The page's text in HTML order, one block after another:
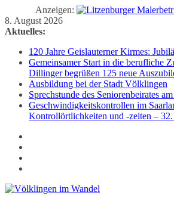
Anzeigen:
Zum
Inhalt
8. August 2026
Aktuelles:
120 Jahre Geislauterner Kirmes:
Gemeinsamer Start in die berufliche
Dillinger begrüßen 125 neue
Ausbildung bei der Stadt Völklingen
Sprechstunde des Seniorenbeirates
Geschwindigkeitskontrollen im
Kontrollörtlichkeiten und -zeiten –